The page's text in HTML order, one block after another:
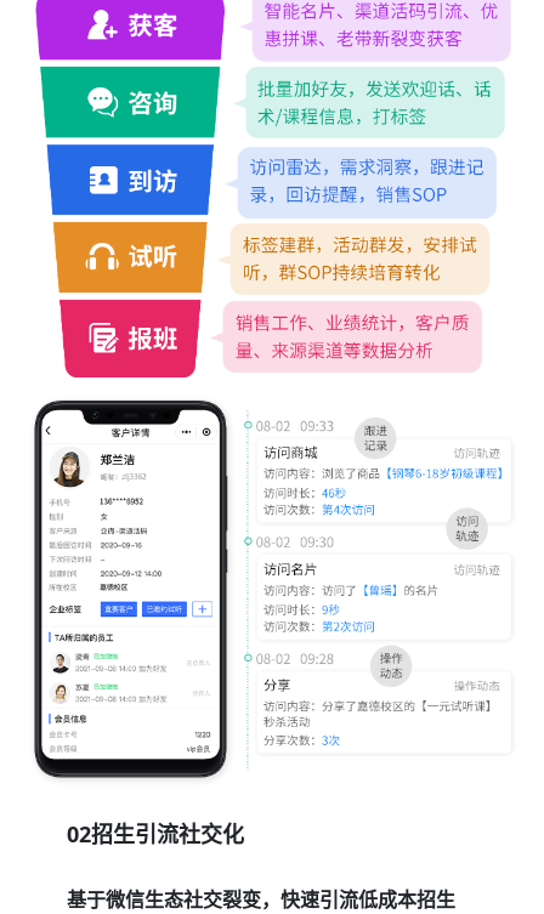
02招生引流社交化
基于微信生态社交裂变，快速引流低成本招生